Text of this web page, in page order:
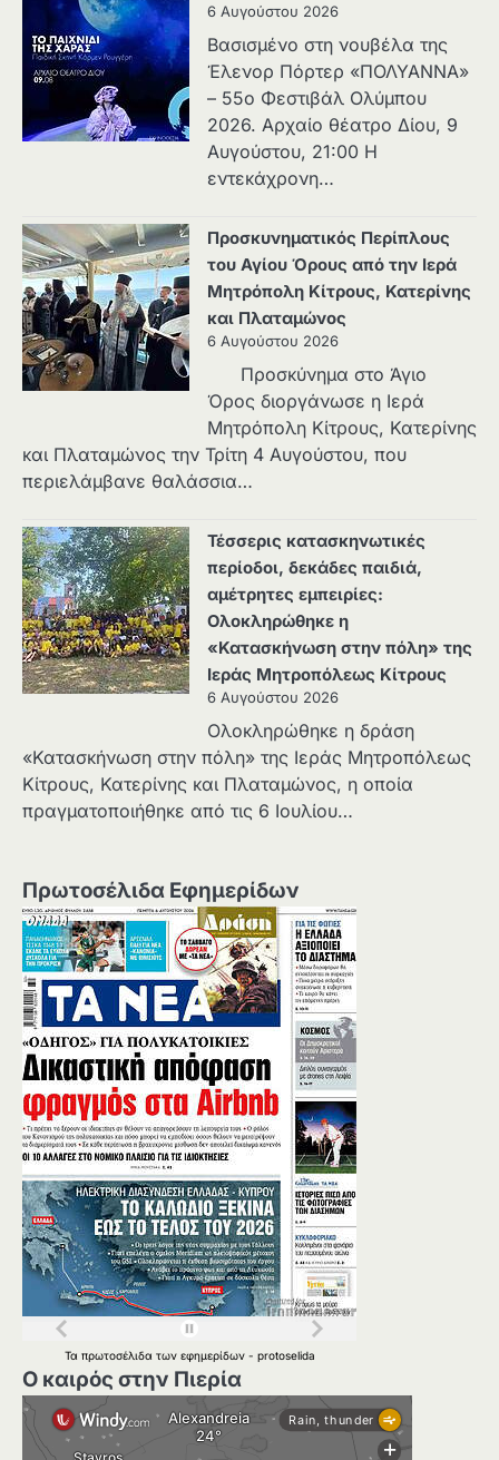
6 Αυγούστου 2026
Βασισμένο στη νουβέλα της
Έλενορ Πόρτερ «ΠΟΛΥΑΝΝΑ»
– 55ο Φεστιβάλ Ολύμπου
2026. Αρχαίο θέατρο Δίου, 9
Αυγούστου, 21:00 Η
εντεκάχρονη…
Προσκυνηματικός Περίπλους
του Αγίου Όρους από την Ιερά
Μητρόπολη Κίτρους, Κατερίνης
και Πλαταμώνος
6 Αυγούστου 2026
Προσκύνημα στο Άγιο
Όρος διοργάνωσε η Ιερά
Μητρόπολη Κίτρους, Κατερίνης
και Πλαταμώνος την Τρίτη 4 Αυγούστου, που
περιελάμβανε θαλάσσια…
Τέσσερις κατασκηνωτικές
περίοδοι, δεκάδες παιδιά,
αμέτρητες εμπειρίες:
Ολοκληρώθηκε η
«Κατασκήνωση στην πόλη» της
Ιεράς Μητροπόλεως Κίτρους
6 Αυγούστου 2026
Ολοκληρώθηκε η δράση
«Κατασκήνωση στην πόλη» της Ιεράς Μητροπόλεως
Κίτρους, Κατερίνης και Πλαταμώνος, η οποία
πραγματοποιήθηκε από τις 6 Ιουλίου…
Πρωτοσέλιδα Εφημερίδων
Τα πρωτοσέλιδα των εφημερίδων - protoselida
Ο καιρός στην Πιερία